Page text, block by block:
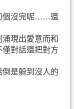
個沒完呢……還
現出愛意而和
對話還把對方
倒是躲到沒人的